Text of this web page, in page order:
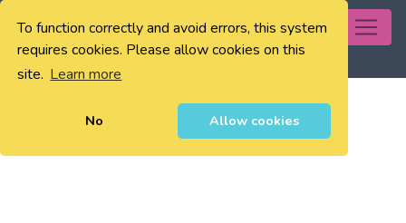
To function correctly and avoid errors, this system
requires cookies. Please allow cookies on this
site. Learn more
No Allow cookies
0